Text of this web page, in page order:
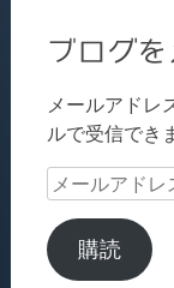
ブログ
メールアドレ
ルで受信でき
メ
ル
ア
購読